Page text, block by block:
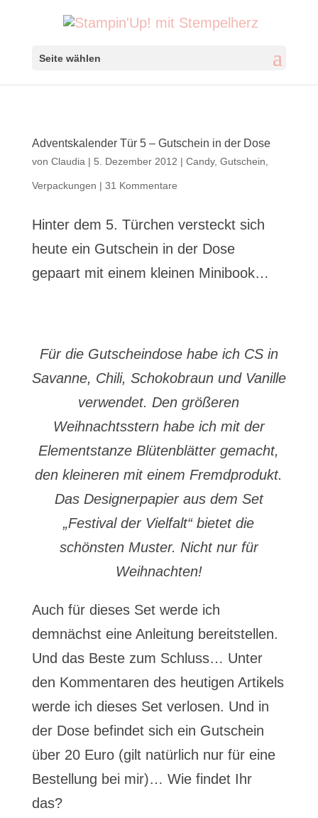
Seite wählen
Adventskalender Tür 5 – Gutschein in der Dose
von Claudia | 5. Dezember 2012 | Candy, Gutschein
Verpackungen | 31 Kommentare
Hinter dem 5. Türchen versteckt sich
heute ein Gutschein in der Dose
gepaart mit einem kleinen Minibook…
Für die Gutscheindose habe ich CS in
Savanne, Chili, Schokobraun und Vanille
verwendet. Den größeren
Weihnachtsstern habe ich mit der
Elementstanze Blütenblätter gemacht,
den kleineren mit einem Fremdprodukt.
Das Designerpapier aus dem Set
„Festival der Vielfalt“ bietet die
schönsten Muster. Nicht nur für
Weihnachten!
Auch für dieses Set werde ich
demnächst eine Anleitung bereitstellen.
Und das Beste zum Schluss… Unter
den Kommentaren des heutigen Artikels
werde ich dieses Set verlosen. Und in
der Dose befindet sich ein Gutschein
über 20 Euro (gilt natürlich nur für eine
Bestellung bei mir)… Wie findet Ihr
das?